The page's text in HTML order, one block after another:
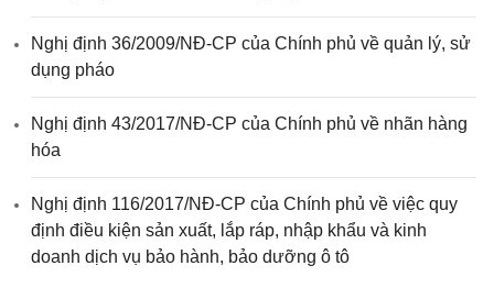
Nghị định 36/2009/NĐ-CP của Chính phủ về quản lý, sử
dụng pháo
Nghị định 43/2017/NĐ-CP của Chính phủ về nhãn hàng
hóa
Nghị định 116/2017/NĐ-CP của Chính phủ về việc quy
định điều kiện sản xuất, lắp ráp, nhập khẩu và kinh
doanh dịch vụ bảo hành, bảo dưỡng ô tô